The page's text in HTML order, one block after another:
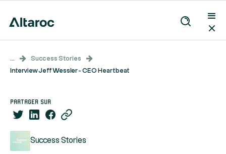
...
Success Stories
Interview Jeff Wessler - CEO Heartbeat
partager sur
Success Stories